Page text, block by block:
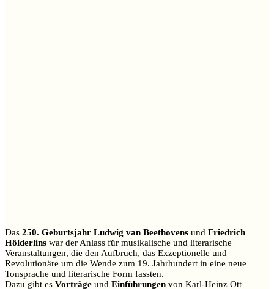
Das 250. Geburtsjahr Ludwig van Beethovens und Friedrich
Hölderlins war der Anlass für musikalische und literarische
Veranstaltungen, die den Aufbruch, das Exzeptionelle und
Revolutionäre um die Wende zum 19. Jahrhundert in eine neue
Tonsprache und literarische Form fassten.
Dazu gibt es Vorträge und Einführungen von Karl-Heinz Ott